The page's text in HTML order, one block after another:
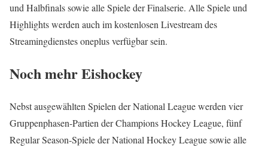
und Halbfinals sowie alle Spiele der Finalserie. Alle Spiele und
Highlights werden auch im kostenlosen Livestream des
Streamingdienstes oneplus verfügbar sein.
Noch mehr Eishockey
Nebst ausgewählten Spielen der National League werden vier
Gruppenphasen-Partien der Champions Hockey League, fünf
Regular Season-Spiele der National Hockey League sowie alle